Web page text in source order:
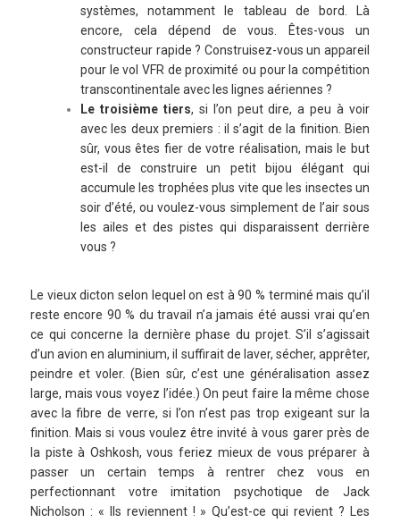
systèmes, notamment le tableau de bord. Là
encore, cela dépend de vous. Êtes-vous un
constructeur rapide ? Construisez-vous un appareil
pour le vol VFR de proximité ou pour la compétition
transcontinentale avec les lignes aériennes ?
Le troisième tiers, si l’on peut dire, a peu à voir
avec les deux premiers : il s’agit de la finition. Bien
sûr, vous êtes fier de votre réalisation, mais le but
est-il de construire un petit bijou élégant qui
accumule les trophées plus vite que les insectes un
soir d’été, ou voulez-vous simplement de l’air sous
les ailes et des pistes qui disparaissent derrière
vous ?
Le vieux dicton selon lequel on est à 90 % terminé mais qu’il
reste encore 90 % du travail n’a jamais été aussi vrai qu’en
ce qui concerne la dernière phase du projet. S’il s’agissait
d’un avion en aluminium, il suffirait de laver, sécher, apprêter,
peindre et voler. (Bien sûr, c’est une généralisation assez
large, mais vous voyez l’idée.) On peut faire la même chose
avec la fibre de verre, si l’on n’est pas trop exigeant sur la
finition. Mais si vous voulez être invité à vous garer près de
la piste à Oshkosh, vous feriez mieux de vous préparer à
passer un certain temps à rentrer chez vous en
perfectionnant votre imitation psychotique de Jack
Nicholson : « Ils reviennent ! » Qu’est-ce qui revient ? Les